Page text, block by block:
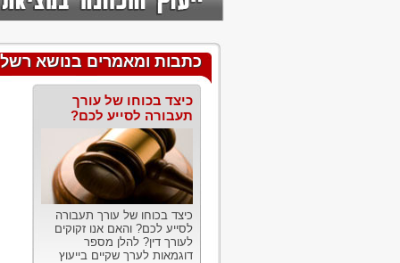
כתבות ומאמרים בנושא
כיצד בכוחו של עורך
תעבורה לסייע לכם?
כיצד בכוחו של עורך תעבורה
לסייע לכם? והאם אנו זקוקים
לעורך דין? להלן מספר
דוגמאות לערך שקיים בייעוץ